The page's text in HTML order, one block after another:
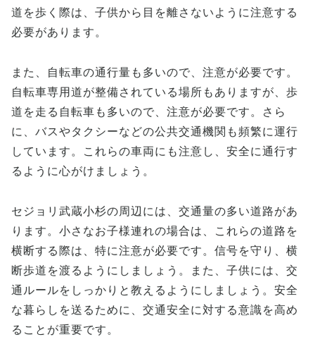
道を歩く際は、子供から目を離さないように注意する
必要があります。
また、自転車の通行量も多いので、注意が必要です。
自転車専用道が整備されている場所もありますが、歩
道を走る自転車も多いので、注意が必要です。さら
に、バスやタクシーなどの公共交通機関も頻繁に運行
しています。これらの車両にも注意し、安全に通行す
るように心がけましょう。
セジョリ武蔵小杉の周辺には、交通量の多い道路があ
ります。小さなお子様連れの場合は、これらの道路を
横断する際は、特に注意が必要です。信号を守り、横
断歩道を渡るようにしましょう。また、子供には、交
通ルールをしっかりと教えるようにしましょう。安全
な暮らしを送るために、交通安全に対する意識を高め
ることが重要です。